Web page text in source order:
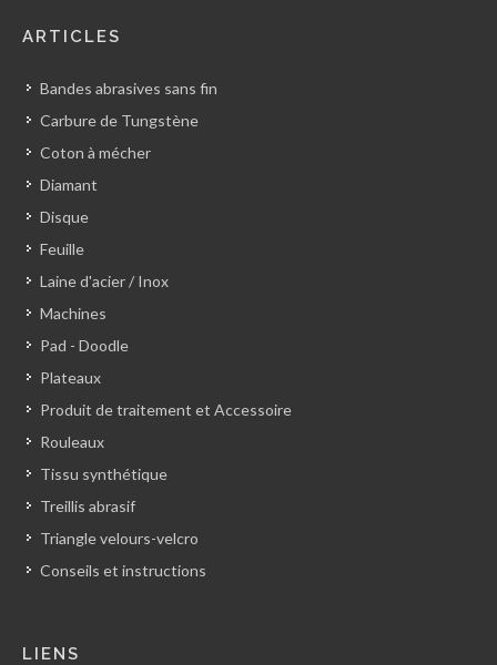
ARTICLES
Bandes abrasives sans fin
Carbure de Tungstène
Coton à mécher
Diamant
Disque
Feuille
Laine d'acier / Inox
Machines
Pad - Doodle
Plateaux
Produit de traitement et Accessoire
Rouleaux
Tissu synthétique
Treillis abrasif
Triangle velours-velcro
Conseils et instructions
LIENS